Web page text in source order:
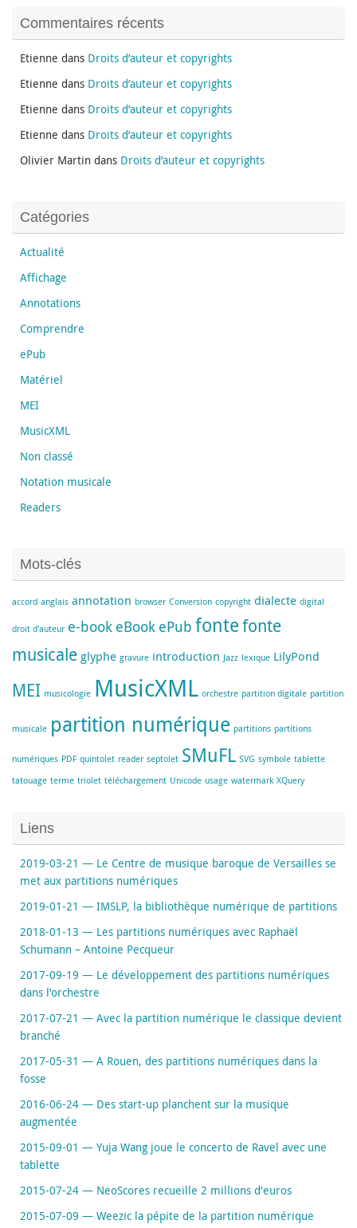
Commentaires récents
Etienne dans Droits d’auteur et copyrights
Etienne dans Droits d’auteur et copyrights
Etienne dans Droits d’auteur et copyrights
Etienne dans Droits d’auteur et copyrights
Olivier Martin dans Droits d’auteur et copyrights
Catégories
Actualité
Affichage
Annotations
Comprendre
ePub
Matériel
MEI
MusicXML
Non classé
Notation musicale
Readers
Mots-clés
accord anglais annotation browser Conversion copyright dialecte digital
droit d'auteur e-book eBook ePub fontefonte
musicale glyphe gravure introduction Jazz lexique LilyPond
MEI musicologie MusicXML orchestre partition digitale partition
musicale partition numérique partitions partitions
numériques PDF quintolet reader septolet SMuFL SVG symbole tablette
tatouage terme triolet téléchargement Unicode usage watermark XQuery
Liens
2019-03-21 — Le Centre de musique baroque de Versailles se
met aux partitions numériques
2019-01-21 — IMSLP, la bibliothèque numérique de partitions
2018-01-13 — Les partitions numériques avec Raphaël
Schumann – Antoine Pecqueur
2017-09-19 — Le développement des partitions numériques
dans l’orchestre
2017-07-21 — Avec la partition numérique le classique devient
branché
2017-05-31 — A Rouen, des partitions numériques dans la
fosse
2016-06-24 — Des start-up planchent sur la musique
augmentée
2015-09-01 — Yuja Wang joue le concerto de Ravel avec une
tablette
2015-07-24 — NeoScores recueille 2 millions d'euros
2015-07-09 — Weezic la pépite de la partition numérique